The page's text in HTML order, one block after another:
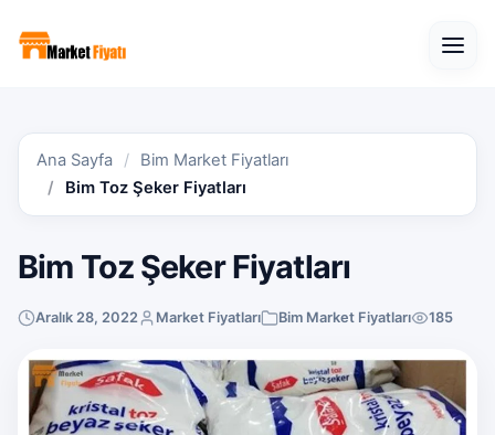
Ana Sayfa
Bim Market Fiyatları
Bim Toz Şeker Fiyatları
Bim Toz Şeker Fiyatları
Aralık 28, 2022 Market Fiyatları Bim Market Fiyatları 185